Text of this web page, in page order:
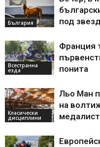
България
под
Всестранна
езда
Франция
понита
Класически
дисциплини
Льо Ман
на